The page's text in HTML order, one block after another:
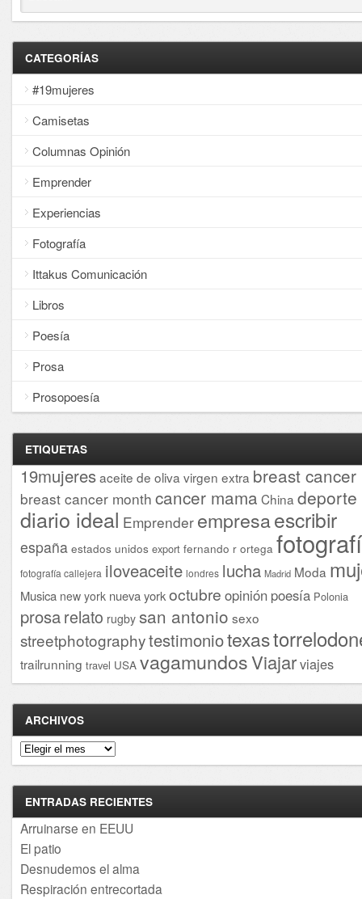
CATEGORÍAS
#19mujeres
Camisetas
Columnas Opinión
Emprender
Experiencias
Fotografía
Ittakus Comunicación
Libros
Poesía
Prosa
Prosopoesía
ETIQUETAS
19mujeresaceite de oliva virgen extra breast cancer
breast cancer month cancer mama China deporte
diario ideal Emprender empresaescribir
españa estados unidos export fernando r ortega
fotografía callejera iloveaceite londres lucha Madrid Moda
Musica new york nueva yorkoctubre opinión poesía Polonia
prosarelato rugby san antonio sexo
streetphotographytestimoniotexas
trailrunning travel USA vagamundosViajarviajes
ARCHIVOS
Archivos
ENTRADAS RECIENTES
Arruinarse en EEUU
El patio
Desnudemos el alma
Respiración entrecortada